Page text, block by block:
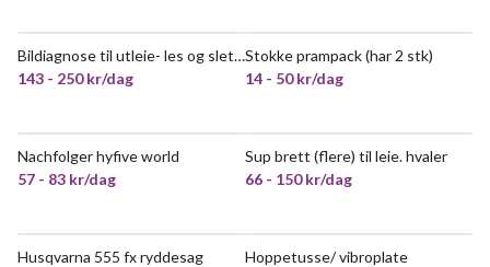
VELDIG POPULÆR
Bildiagnose til utleie- les og slett feilkoder, spar penger på verksted.
143 - 250 kr/dag
VELDIG POPULÆR
Stokke prampack (har 2 stk)
14 - 50 kr/dag
POPULÆR
Nachfolger hyfive world
57 - 83 kr/dag
Sup brett (flere) til leie. hvaler
66 - 150 kr/dag
Husqvarna 555 fx ryddesag
Hoppetusse/ vibroplate